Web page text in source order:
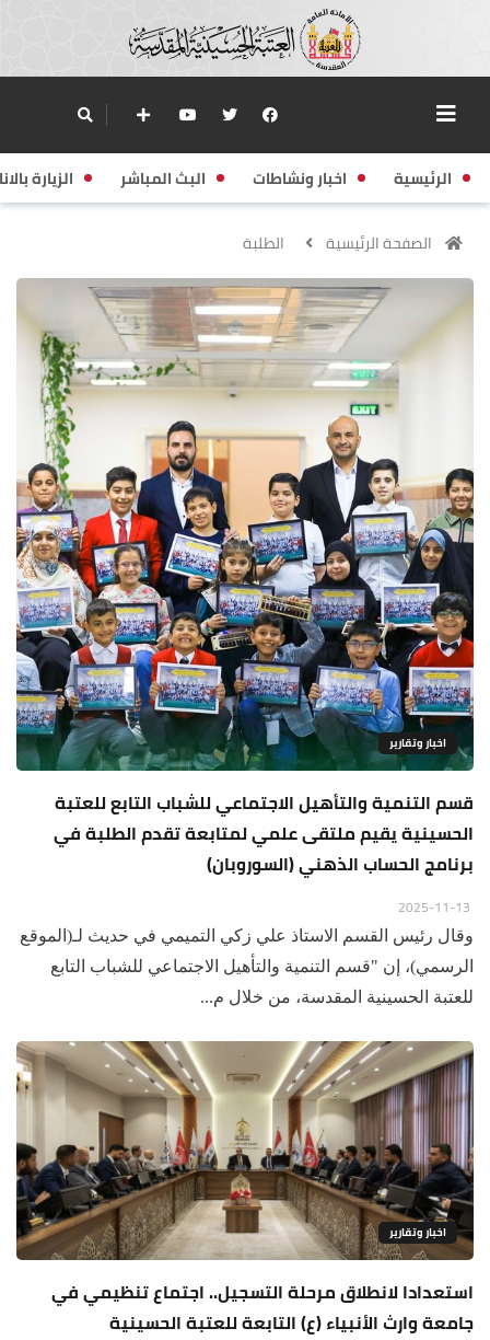
الرئيسية اخبار ونشاطات البث المباشر الزيارة
الصفحة الرئيسية الطلبة
اخبار وتقارير
قسم التنمية والتأهيل الاجتماعي للشباب التابع للعتبة
الحسينية يقيم ملتقى علمي لمتابعة تقدم الطلبة في
برنامج الحساب الذهني (السوروبان)
وقال رئيس القسم الاستاذ علي زكي التميمي في حديث لـ(الموقع
الرسمي)، إن "قسم التنمية والتأهيل الاجتماعي للشباب التابع
للعتبة الحسينية المقدسة، من خلال م...
اخبار وتقارير
استعدادا لانطلاق مرحلة التسجيل.. اجتماع تنظيمي في
جامعة وارث الأنبياء (ع) التابعة للعتبة الحسينية